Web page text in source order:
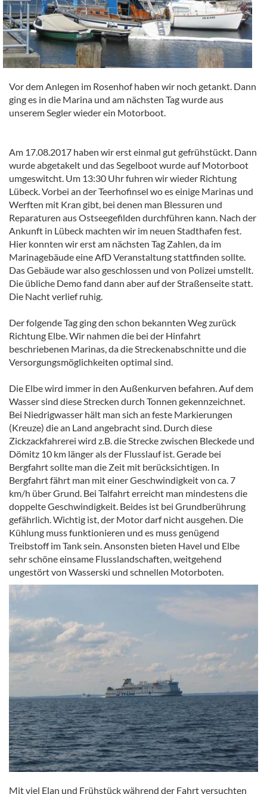
Vor dem Anlegen im Rosenhof haben wir noch getankt. Dann
ging es in die Marina und am nächsten Tag wurde aus
unserem Segler wieder ein Motorboot.
Am 17.08.2017 haben wir erst einmal gut gefrühstückt. Dann
wurde abgetakelt und das Segelboot wurde auf Motorboot
umgeswitcht. Um 13:30 Uhr fuhren wir wieder Richtung
Lübeck. Vorbei an der Teerhofinsel wo es einige Marinas und
Werften mit Kran gibt, bei denen man Blessuren und
Reparaturen aus Ostseegefilden durchführen kann. Nach der
Ankunft in Lübeck machten wir im neuen Stadthafen fest.
Hier konnten wir erst am nächsten Tag Zahlen, da im
Marinagebäude eine AfD Veranstaltung stattfinden sollte.
Das Gebäude war also geschlossen und von Polizei umstellt.
Die übliche Demo fand dann aber auf der Straßenseite statt.
Die Nacht verlief ruhig.
Der folgende Tag ging den schon bekannten Weg zurück
Richtung Elbe. Wir nahmen die bei der Hinfahrt
beschriebenen Marinas, da die Streckenabschnitte und die
Versorgungsmöglichkeiten optimal sind.
Die Elbe wird immer in den Außenkurven befahren. Auf dem
Wasser sind diese Strecken durch Tonnen gekennzeichnet.
Bei Niedrigwasser hält man sich an feste Markierungen
(Kreuze) die an Land angebracht sind. Durch diese
Zickzackfahrerei wird z.B. die Strecke zwischen Bleckede und
Dömitz 10 km länger als der Flusslauf ist. Gerade bei
Bergfahrt sollte man die Zeit mit berücksichtigen. In
Bergfahrt fährt man mit einer Geschwindigkeit von ca. 7
km/h über Grund. Bei Talfahrt erreicht man mindestens die
doppelte Geschwindigkeit. Beides ist bei Grundberührung
gefährlich. Wichtig ist, der Motor darf nicht ausgehen. Die
Kühlung muss funktionieren und es muss genügend
Treibstoff im Tank sein. Ansonsten bieten Havel und Elbe
sehr schöne einsame Flusslandschaften, weitgehend
ungestört von Wasserski und schnellen Motorboten.
Mit viel Elan und Frühstück während der Fahrt versuchten